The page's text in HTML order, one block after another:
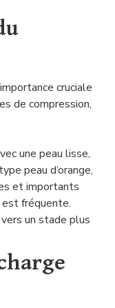
cruciale
de compression,
une peau lisse,
peau d’orange,
et importants
fréquente.
un stade plus